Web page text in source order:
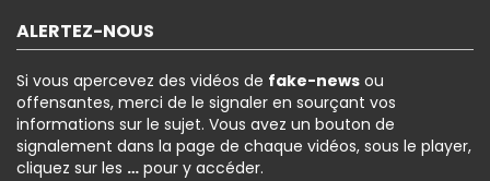
ALERTEZ-NOUS
Si vous apercevez des vidéos de fake-news ou
offensantes, merci de le signaler en sourçant vos
informations sur le sujet. Vous avez un bouton de
signalement dans la page de chaque vidéos, sous le player,
cliquez sur les … pour y accéder.